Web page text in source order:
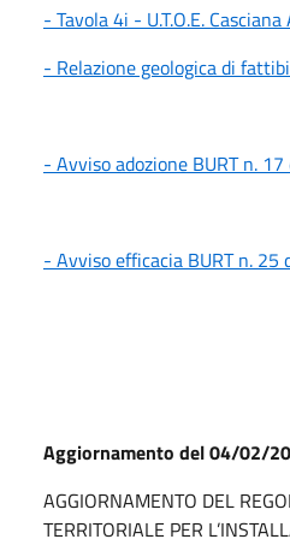
- Tavola 4i - U.T.O.E.
- Relazione geologica di
- Avviso adozione BURT n.
- Avviso efficacia BURT n.
Aggiornamento del 04/02/
AGGIORNAMENTO DEL
TERRITORIALE PER